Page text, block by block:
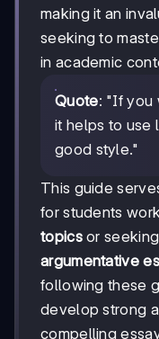
making it an
seeking to
in academic
Quote: "If you
it helps to use
good style."
This guide
for students
topicsor
argumentative
following these
develop strong
compelling